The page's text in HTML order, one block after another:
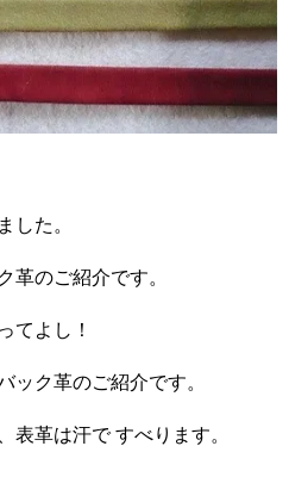
した。
革のご紹介です。
てよし！
ック革のご紹介です。
表革は汗で すべります。